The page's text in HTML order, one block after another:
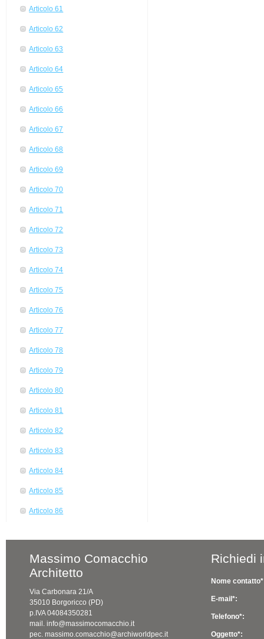
Articolo 61
Articolo 62
Articolo 63
Articolo 64
Articolo 65
Articolo 66
Articolo 67
Articolo 68
Articolo 69
Articolo 70
Articolo 71
Articolo 72
Articolo 73
Articolo 74
Articolo 75
Articolo 76
Articolo 77
Articolo 78
Articolo 79
Articolo 80
Articolo 81
Articolo 82
Articolo 83
Articolo 84
Articolo 85
Articolo 86
Massimo Comacchio
Architetto
Via Carbonara 21/A
35010 Borgoricco (PD)
p.IVA 04084350281
mail. info@massimocomacchio.it
pec. massimo.comacchio@archiworldpec.it
Richiedi
Nome
E-mail*:
Telefono*:
Oggetto*: